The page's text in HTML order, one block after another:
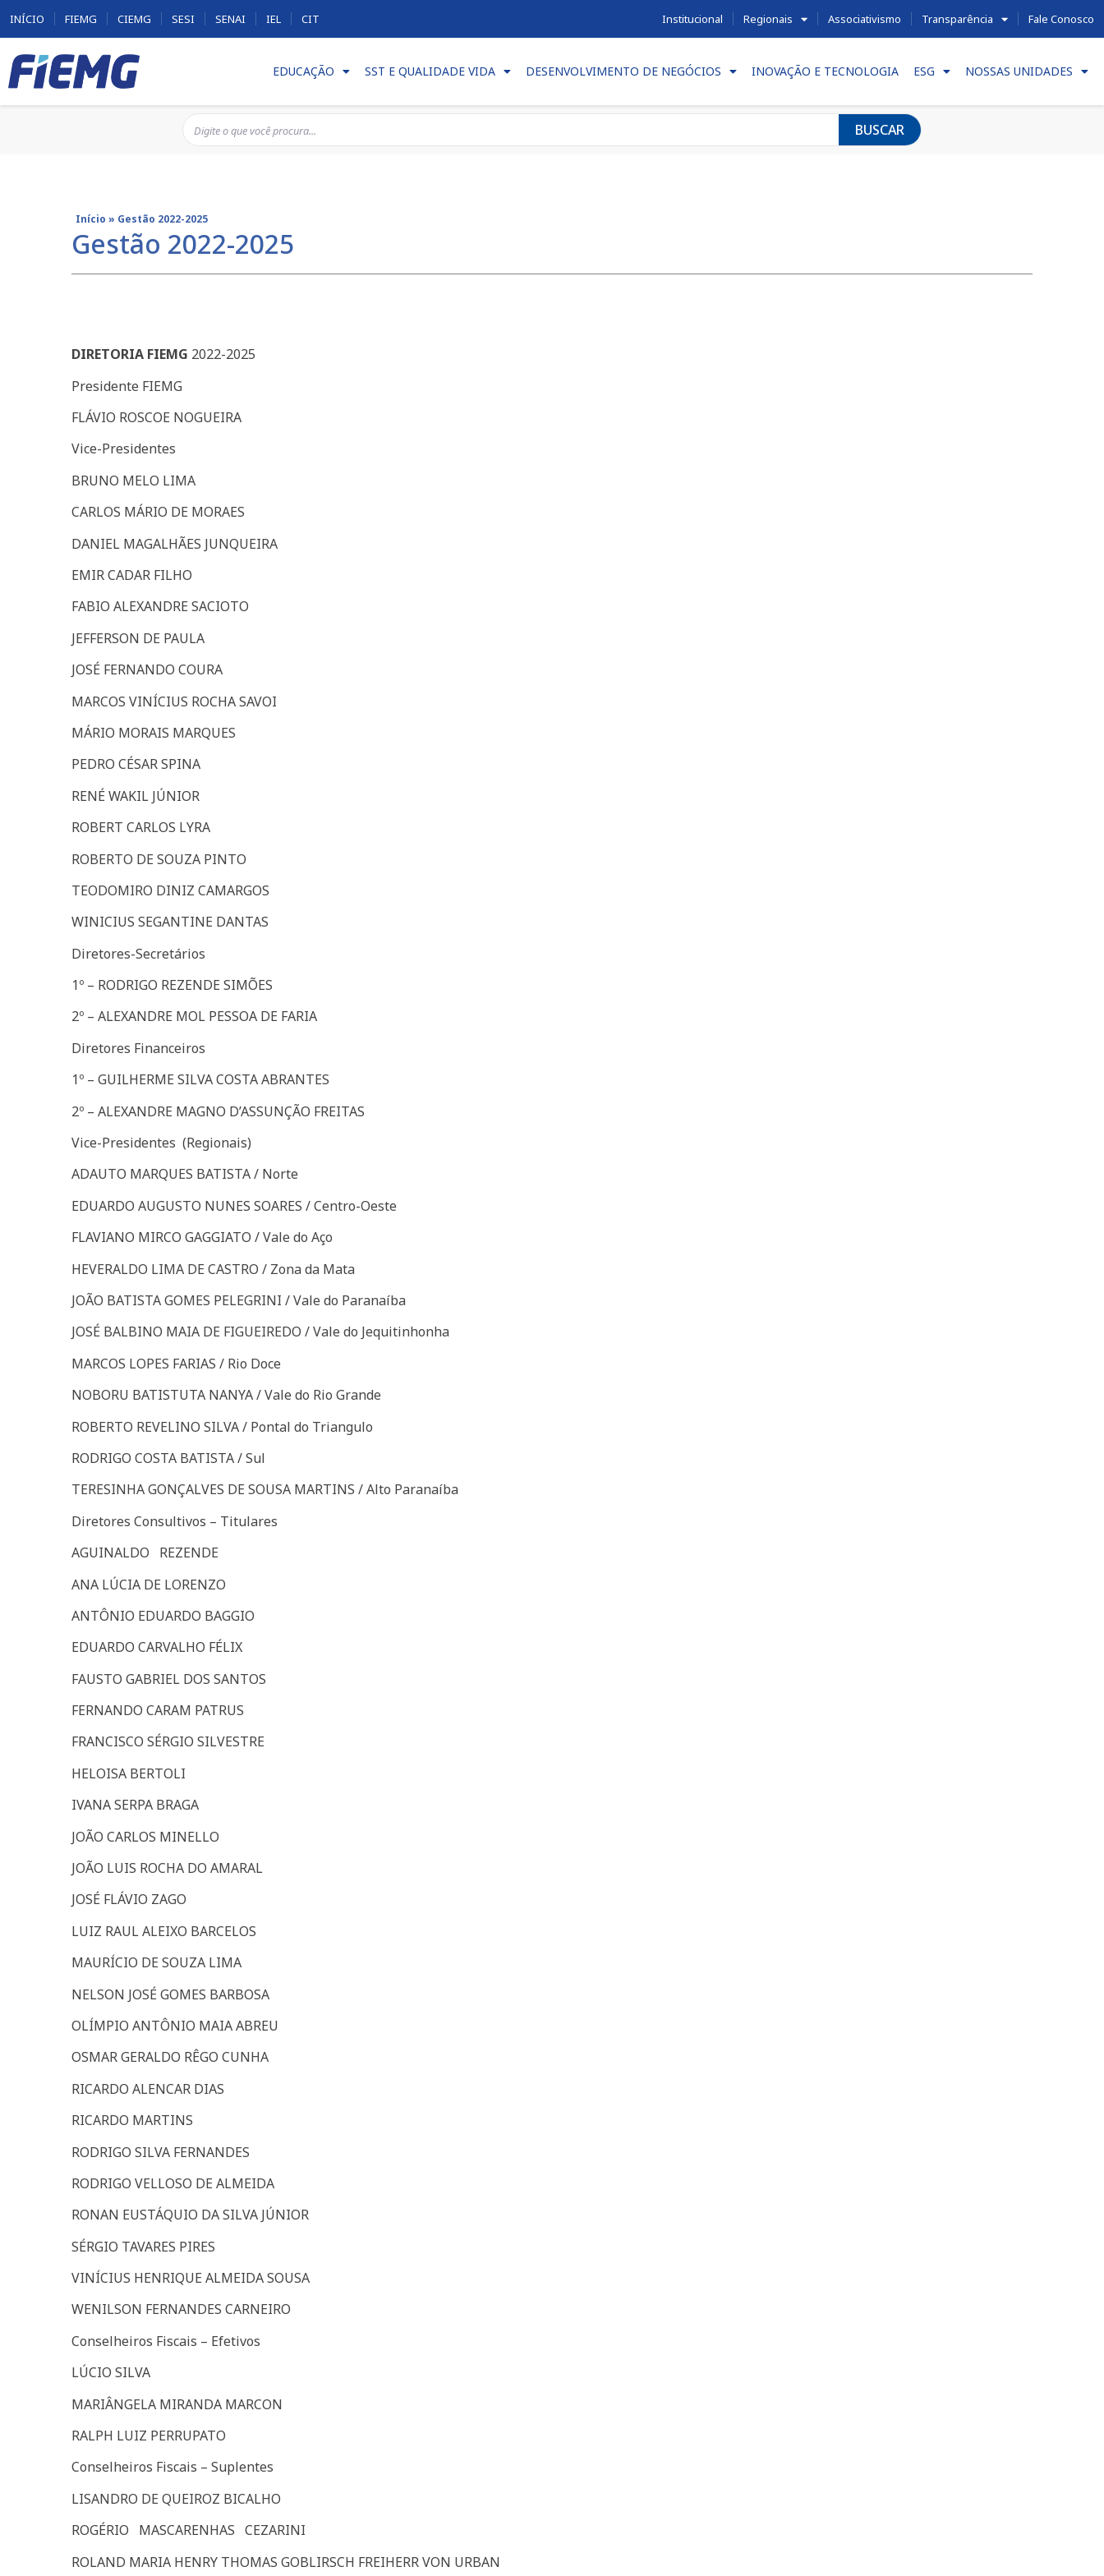
INÍCIO FIEMG CIEMG SESI SENAI IEL CIT Institucional Regionais Associativismo Transparência Fale Conosco
EDUCAÇÃO SST E QUALIDADE VIDA DESENVOLVIMENTO DE NEGÓCIOS INOVAÇÃO E TECNOLOGIA ESG NOSSAS UNIDADES
BUSCAR
Início » Gestão 2022-2025
Gestão 2022-2025
DIRETORIA FIEMG 2022-2025
Presidente FIEMG
FLÁVIO ROSCOE NOGUEIRA
Vice-Presidentes
BRUNO MELO LIMA
CARLOS MÁRIO DE MORAES
DANIEL MAGALHÃES JUNQUEIRA
EMIR CADAR FILHO
FABIO ALEXANDRE SACIOTO
JEFFERSON DE PAULA
JOSÉ FERNANDO COURA
MARCOS VINÍCIUS ROCHA SAVOI
MÁRIO MORAIS MARQUES
PEDRO CÉSAR SPINA
RENÉ WAKIL JÚNIOR
ROBERT CARLOS LYRA
ROBERTO DE SOUZA PINTO
TEODOMIRO DINIZ CAMARGOS
WINICIUS SEGANTINE DANTAS
Diretores-Secretários
1º – RODRIGO REZENDE SIMÕES
2º – ALEXANDRE MOL PESSOA DE FARIA
Diretores Financeiros
1º – GUILHERME SILVA COSTA ABRANTES
2º – ALEXANDRE MAGNO D’ASSUNÇÃO FREITAS
Vice-Presidentes (Regionais)
ADAUTO MARQUES BATISTA / Norte
EDUARDO AUGUSTO NUNES SOARES / Centro-Oeste
FLAVIANO MIRCO GAGGIATO / Vale do Aço
HEVERALDO LIMA DE CASTRO / Zona da Mata
JOÃO BATISTA GOMES PELEGRINI / Vale do Paranaíba
JOSÉ BALBINO MAIA DE FIGUEIREDO / Vale do Jequitinhonha
MARCOS LOPES FARIAS / Rio Doce
NOBORU BATISTUTA NANYA / Vale do Rio Grande
ROBERTO REVELINO SILVA / Pontal do Triangulo
RODRIGO COSTA BATISTA / Sul
TERESINHA GONÇALVES DE SOUSA MARTINS / Alto Paranaíba
Diretores Consultivos – Titulares
AGUINALDO REZENDE
ANA LÚCIA DE LORENZO
ANTÔNIO EDUARDO BAGGIO
EDUARDO CARVALHO FÉLIX
FAUSTO GABRIEL DOS SANTOS
FERNANDO CARAM PATRUS
FRANCISCO SÉRGIO SILVESTRE
HELOISA BERTOLI
IVANA SERPA BRAGA
JOÃO CARLOS MINELLO
JOÃO LUIS ROCHA DO AMARAL
JOSÉ FLÁVIO ZAGO
LUIZ RAUL ALEIXO BARCELOS
MAURÍCIO DE SOUZA LIMA
NELSON JOSÉ GOMES BARBOSA
OLÍMPIO ANTÔNIO MAIA ABREU
OSMAR GERALDO RÊGO CUNHA
RICARDO ALENCAR DIAS
RICARDO MARTINS
RODRIGO SILVA FERNANDES
RODRIGO VELLOSO DE ALMEIDA
RONAN EUSTÁQUIO DA SILVA JÚNIOR
SÉRGIO TAVARES PIRES
VINÍCIUS HENRIQUE ALMEIDA SOUSA
WENILSON FERNANDES CARNEIRO
Conselheiros Fiscais – Efetivos
LÚCIO SILVA
MARIÂNGELA MIRANDA MARCON
RALPH LUIZ PERRUPATO
Conselheiros Fiscais – Suplentes
LISANDRO DE QUEIROZ BICALHO
ROGÉRIO MASCARENHAS CEZARINI
ROLAND MARIA HENRY THOMAS GOBLIRSCH FREIHERR VON URBAN